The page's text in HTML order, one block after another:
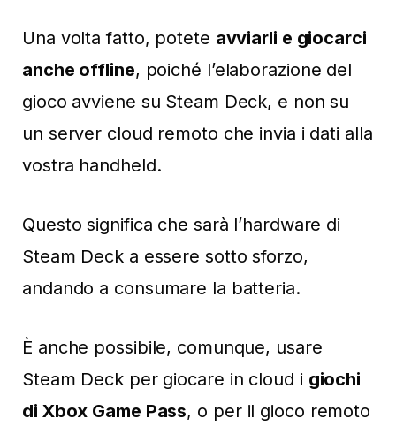
Una volta fatto, potete avviarli e giocarci
anche offline, poiché l’elaborazione del
gioco avviene su Steam Deck, e non su
un server cloud remoto che invia i dati alla
vostra handheld.
Questo significa che sarà l’hardware di
Steam Deck a essere sotto sforzo,
andando a consumare la batteria.
È anche possibile, comunque, usare
Steam Deck per giocare in cloud i giochi
di Xbox Game Pass, o per il gioco remoto